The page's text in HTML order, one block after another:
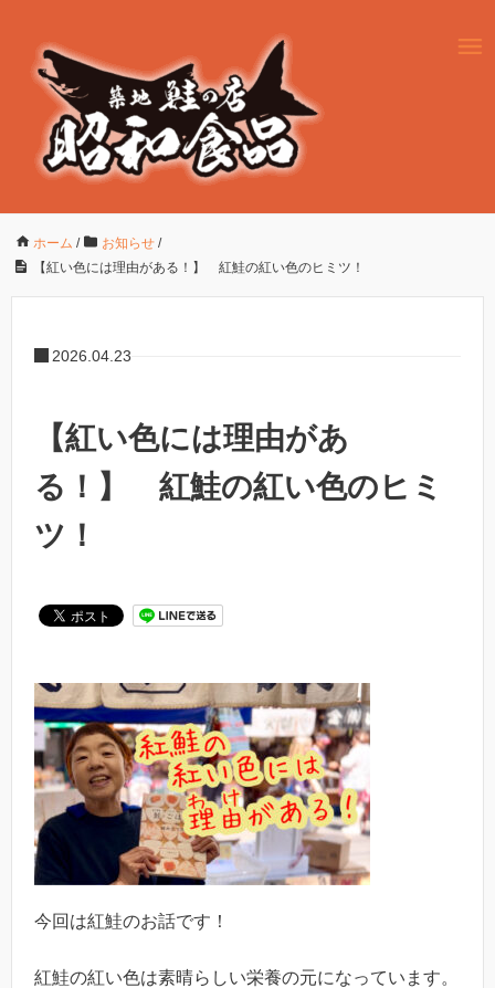
ホーム / お知らせ /
【紅い色には理由がある！】 紅鮭の紅い色のヒミツ！
2026.04.23
【紅い色には理由があ
る！】 紅鮭の紅い色のヒミ
ツ！
今回は紅鮭のお話です！
紅鮭の紅い色は素晴らしい栄養の元になっています。